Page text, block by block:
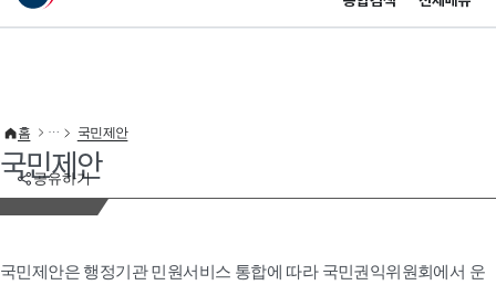
이 누리집은 대한민국 공식 전자정부 누리집입니다.
공유하기
홈 국민제안
국민제안
국민제안은 행정기관 민원서비스 통합에 따라 국민권익위원회에서 운